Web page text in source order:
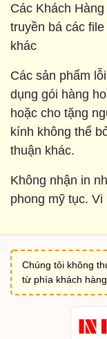
Các Khách
truyền bá các
khác
Các sản phẩm
dụng gói hàng
hoặc cho tặng
kính không thể
thuận khác.
Không nhận in
phong mỹ tục.
Chúng tôi không
từ phía khách